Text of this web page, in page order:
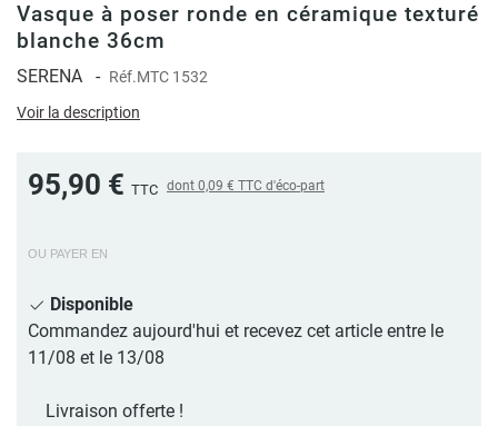
Vasque à poser ronde en céramique texturé
blanche 36cm
SERENA - Réf.MTC 1532
Voir la description
95,90 € TTC dont 0,09 € TTC d'éco-part
OU PAYER EN
Disponible
Commandez aujourd'hui et recevez cet article entre le
11/08 et le 13/08
Livraison offerte !